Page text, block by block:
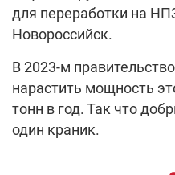
для переработки на
Новороссийск.
В 2023-м
нарастить мощность
тонн в год. Так что
один краник.